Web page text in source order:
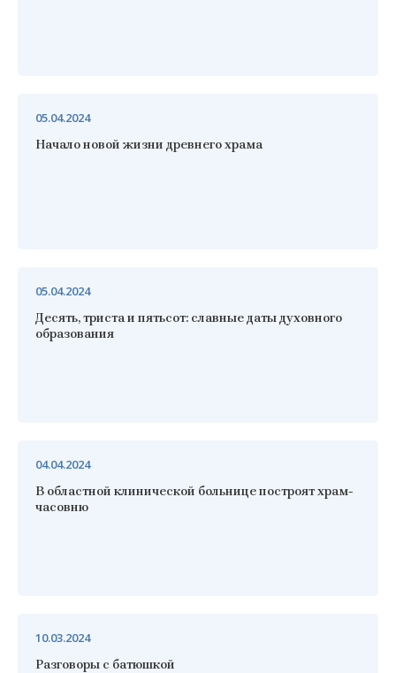
Начало новой жизни древнего храма
05.04.2024
Десять, триста и пятьсот: славные даты духовного
образования
05.04.2024
В областной клинической больнице построят храм-
часовню
04.04.2024
Разговоры с батюшкой
10.03.2024